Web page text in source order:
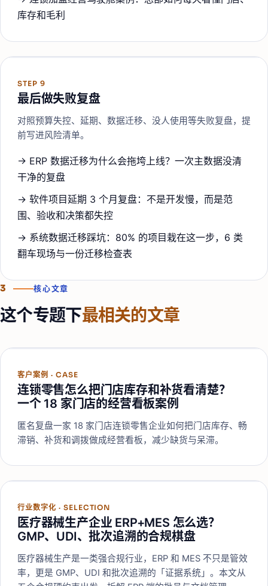
库存和毛利
STEP 9
最后做失败复盘
对照预算失控、延期、数据迁移、没人使用等失败复盘，提
前写进风险清单。
→ ERP 数据迁移为什么会拖垮上线？一次主数据没清
干净的复盘
→ 软件项目延期 3 个月复盘：不是开发慢，而是范
围、验收和决策都失控
→ 系统数据迁移踩坑：80% 的项目栽在这一步，6 类
翻车现场与一份迁移检查表
3 核心文章
这个专题下最相关的文章
客户案例 · CASE
连锁零售怎么把门店库存和补货看清楚？
一个 18 家门店的经营看板案例
匿名复盘一家 18 家门店连锁零售企业如何把门店库存、畅
滞销、补货和调拨做成经营看板，减少缺货与呆滞。
行业数字化 · SELECTION
医疗器械生产企业 ERP+MES 怎么选？
GMP、UDI、批次追溯的合规棋盘
医疗器械生产是一类强合规行业，ERP 和 MES 不只是管效
率，更是 GMP、UDI 和批次追溯的「证据系统」。本文从